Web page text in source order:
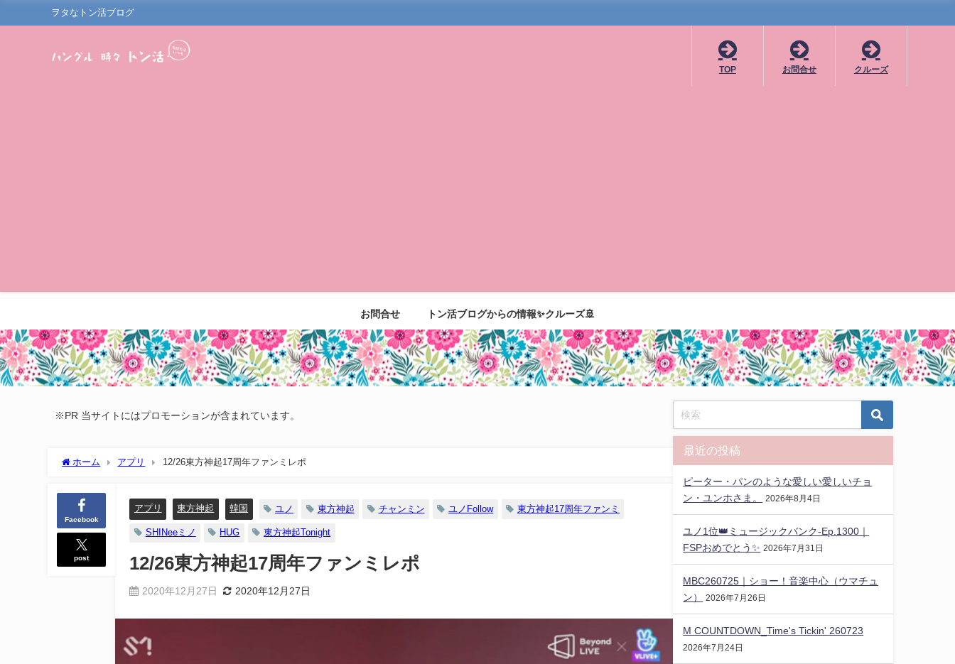
ヲタなトン活ブログ
TOP お問合せ クルーズ
お問合せ トン活ブログからの情報✨クルーズ🚢
※PR 当サイトにはプロモーションが含まれています。
ホーム アプリ 12/26東方神起17周年ファンミレポ
Facebook
post
アプリ 東方神起 韓国 ユノ 東方神起 チャンミン ユノFollow 東方神起17周年ファンミ
SHINeeミノ HUG 東方神起Tonight
12/26東方神起17周年ファンミレポ
2020年12月27日 2020年12月27日
最近の投稿
ピーター・パンのような愛しい愛しいチョ
ン・ユンホさま。
2026年8月4日
ユノ1位👑ミュージックバンク-Ep.1300｜
FSPおめでとう✨️ 2026年7月31日
MBC260725｜ショー！音楽中心（ウマチュ
ン）
2026年7月26日
M COUNTDOWN_Time's Tickin' 260723
2026年7月24日